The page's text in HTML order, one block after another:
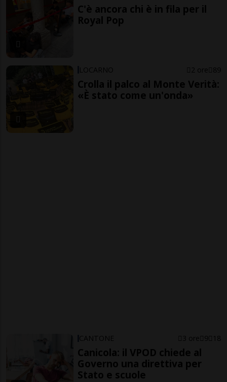
C'è ancora chi è in fila per il
Royal Pop
LOCARNO 2 ore 89
Crolla il palco al Monte Verità:
«È stato come un'onda»
CANTONE 3 ore 9 18
Canicola: il VPOD chiede al
Governo una direttiva per
Stato e scuole